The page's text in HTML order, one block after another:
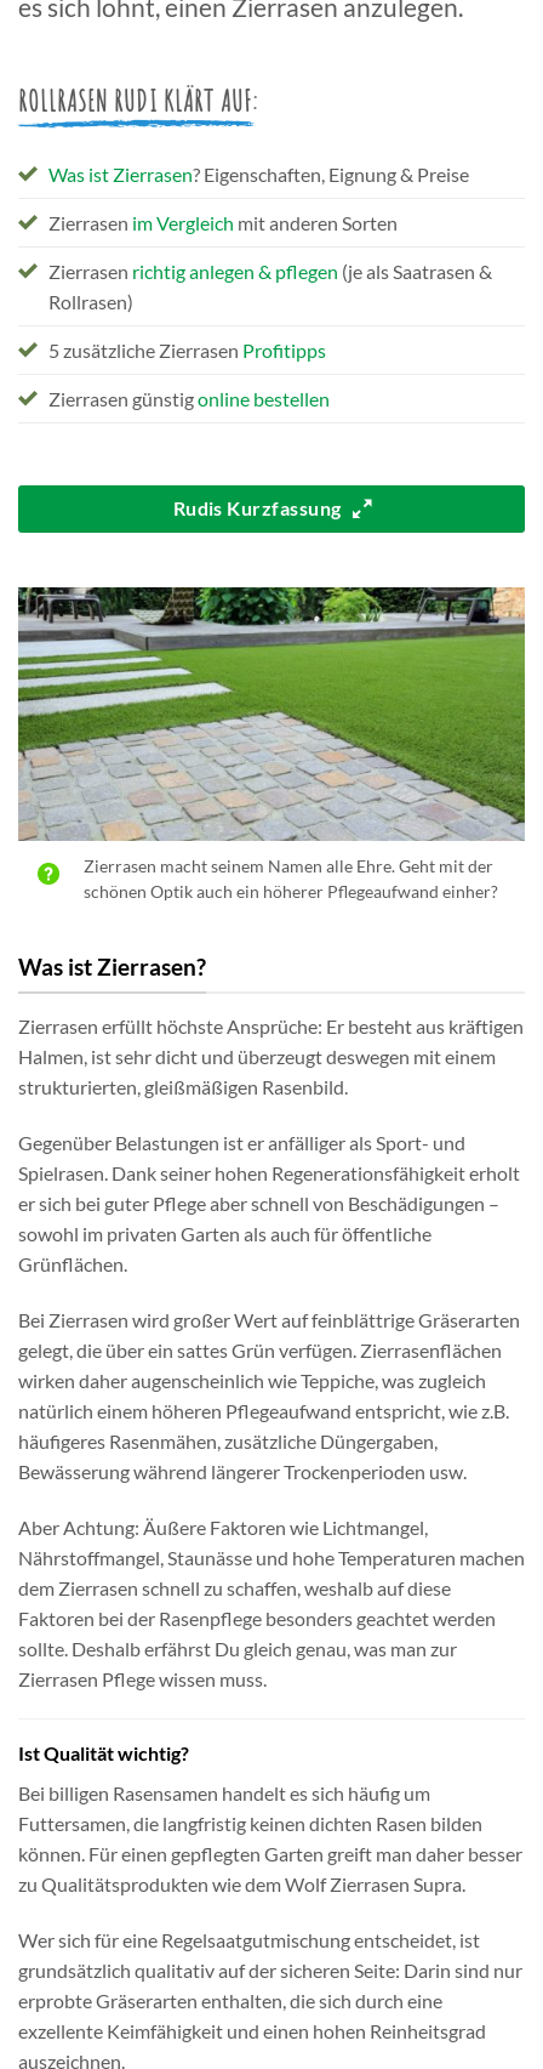
es sich lohnt, einen Zierrasen anzulegen.
ROLLRASEN RUDI KLÄRT AUF:
Was ist Zierrasen? Eigenschaften, Eignung & Preise
Zierrasen im Vergleich mit anderen Sorten
Zierrasen richtig anlegen & pflegen (je als Saatrasen &
Rollrasen)
5 zusätzliche Zierrasen Profitipps
Zierrasen günstigonline bestellen
Rudis Kurzfassung
Zierrasen macht seinem Namen alle Ehre. Geht mit der
schönen Optik auch ein höherer Pflegeaufwand einher?
Was ist Zierrasen?
Zierrasen erfüllt höchste Ansprüche: Er besteht aus kräftigen
Halmen, ist sehr dicht und überzeugt deswegen mit einem
strukturierten, gleißmäßigen Rasenbild.
Gegenüber Belastungen ist er anfälliger als Sport- und
Spielrasen. Dank seiner hohen Regenerationsfähigkeit erholt
er sich bei guter Pflege aber schnell von Beschädigungen –
sowohl im privaten Garten als auch für öffentliche
Grünflächen.
Bei Zierrasen wird großer Wert auf feinblättrige Gräserarten
gelegt, die über ein sattes Grün verfügen. Zierrasenflächen
wirken daher augenscheinlich wie Teppiche, was zugleich
natürlich einem höheren Pflegeaufwand entspricht, wie z.B.
häufigeres Rasenmähen, zusätzliche Düngergaben,
Bewässerung während längerer Trockenperioden usw.
Aber Achtung: Äußere Faktoren wie Lichtmangel,
Nährstoffmangel, Staunässe und hohe Temperaturen machen
dem Zierrasen schnell zu schaffen, weshalb auf diese
Faktoren bei der Rasenpflege besonders geachtet werden
sollte. Deshalb erfährst Du gleich genau, was man zur
Zierrasen Pflege wissen muss.
Ist Qualität wichtig?
Bei billigen Rasensamen handelt es sich häufig um
Futtersamen, die langfristig keinen dichten Rasen bilden
können. Für einen gepflegten Garten greift man daher besser
zu Qualitätsprodukten wie dem Wolf Zierrasen Supra.
Wer sich für eine Regelsaatgutmischung entscheidet, ist
grundsätzlich qualitativ auf der sicheren Seite: Darin sind nur
erprobte Gräserarten enthalten, die sich durch eine
exzellente Keimfähigkeit und einen hohen Reinheitsgrad
auszeichnen.